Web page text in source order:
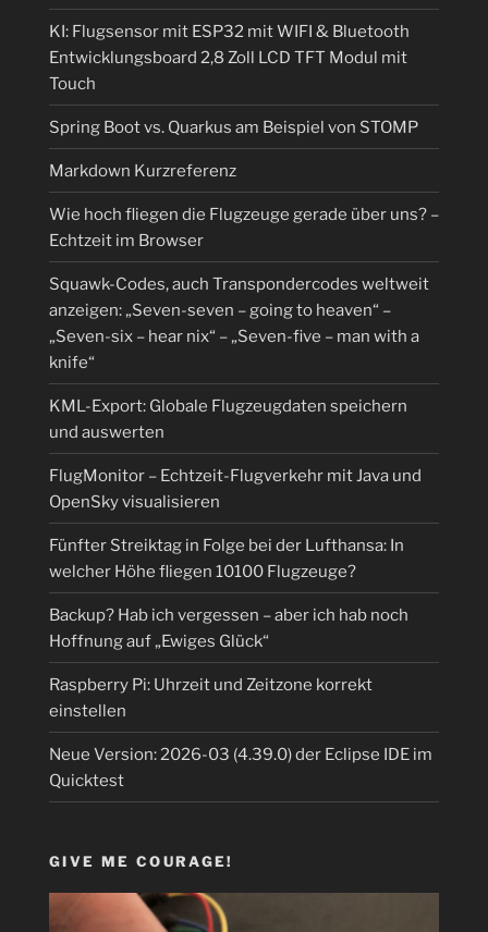
KI: Flugsensor mit ESP32 mit WIFI & Bluetooth
Entwicklungsboard 2,8 Zoll LCD TFT Modul mit
Touch
Spring Boot vs. Quarkus am Beispiel von STOMP
Markdown Kurzreferenz
Wie hoch fliegen die Flugzeuge gerade über uns? –
Echtzeit im Browser
Squawk-Codes, auch Transpondercodes weltweit
anzeigen: „Seven-seven – going to heaven“ –
„Seven-six – hear nix“ – „Seven-five – man with a
knife“
KML-Export: Globale Flugzeugdaten speichern
und auswerten
FlugMonitor – Echtzeit-Flugverkehr mit Java und
OpenSky visualisieren
Fünfter Streiktag in Folge bei der Lufthansa: In
welcher Höhe fliegen 10100 Flugzeuge?
Backup? Hab ich vergessen – aber ich hab noch
Hoffnung auf „Ewiges Glück“
Raspberry Pi: Uhrzeit und Zeitzone korrekt
einstellen
Neue Version: 2026-03 (4.39.0) der Eclipse IDE im
Quicktest
GIVE ME COURAGE!